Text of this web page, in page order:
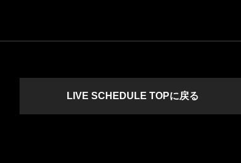
LIVE SCHEDULE TOPに戻る